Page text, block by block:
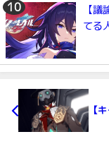
【
てる
【